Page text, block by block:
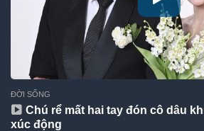
ĐỜI SỐNG
Chú rể mất hai tay đón cô dâu
xúc động